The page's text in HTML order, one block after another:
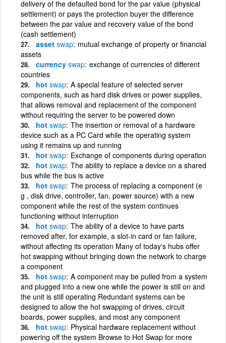
delivery of the defaulted bond for the par value (physical
settlement) or pays the protection buyer the difference
between the par value and recovery value of the bond
(cash settlement)
asset swap mutual exchange of property or financial
assets
currency swap exchange of currencies of different
countries
hot swap A special feature of selected server
components, such as hard disk drives or power supplies,
that allows removal and replacement of the component
without requiring the server to be powered down
hot swap The insertion or removal of a hardware
device such as a PC Card while the operating system
using it remains up and running
hot swap Exchange of components during operation
hot swap The ability to replace a device on a shared
bus while the bus is active
hot swap The process of replacing a component (e
g , disk drive, controller, fan, power source) with a new
component while the rest of the system continues
functioning without interruption
hot swap The ability of a device to have parts
removed after, for example, a slot-in card or fan failure,
without affecting its operation Many of today's hubs offer
hot swapping without bringing down the network to charge
a component
hot swap A component may be pulled from a system
and plugged into a new one while the power is still on and
the unit is still operating Redundant systems can be
designed to allow the hot swapping of drives, circuit
boards, power supplies, and most any component
hot swap Physical hardware replacement without
powering off the system Browse to Hot Swap for more